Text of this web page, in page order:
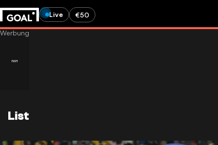
Live €50
List